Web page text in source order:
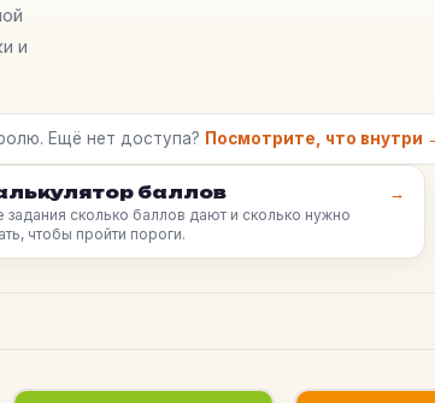
и
Ещё нет доступа? Посмотрите, что внутри
баллов →
задания сколько баллов дают и сколько нужно
чтобы пройти пороги.